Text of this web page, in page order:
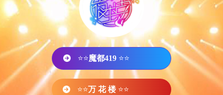
⭐⭐魔都419 ⭐⭐
⭐⭐万 花 楼 ⭐⭐